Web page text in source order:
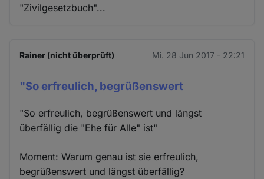
"Zivilgesetzbuch"...
Rainer (nicht überprüft) Mi. 28 Jun 2017 - 22:21
"So erfreulich, begrüßenswert
"So erfreulich, begrüßenswert und längst
überfällig die "Ehe für Alle" ist"
Moment: Warum genau ist sie erfreulich,
begrüßenswert und längst überfällig?